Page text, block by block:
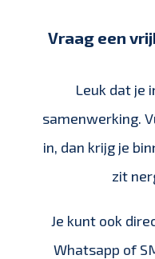
Vraag een
Leuk dat je
samenwerking.
in, dan krijg je
zit
Je kunt ook
Whatsapp of